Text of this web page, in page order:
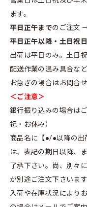
ます。
平日正午までのご注文
平日正午以降・土日祝日
出荷は平日のみ。土日
配送作業の混み具合な
お急ぎの場合はお問合
＜ご注意＞
銀行振り込みの場合は
祝・お休み）
商品名に【●/●以降の出
は、表記の期日以降、
了承下さい。尚、別々
が別途ご注文下さいま
入荷や在庫状況により